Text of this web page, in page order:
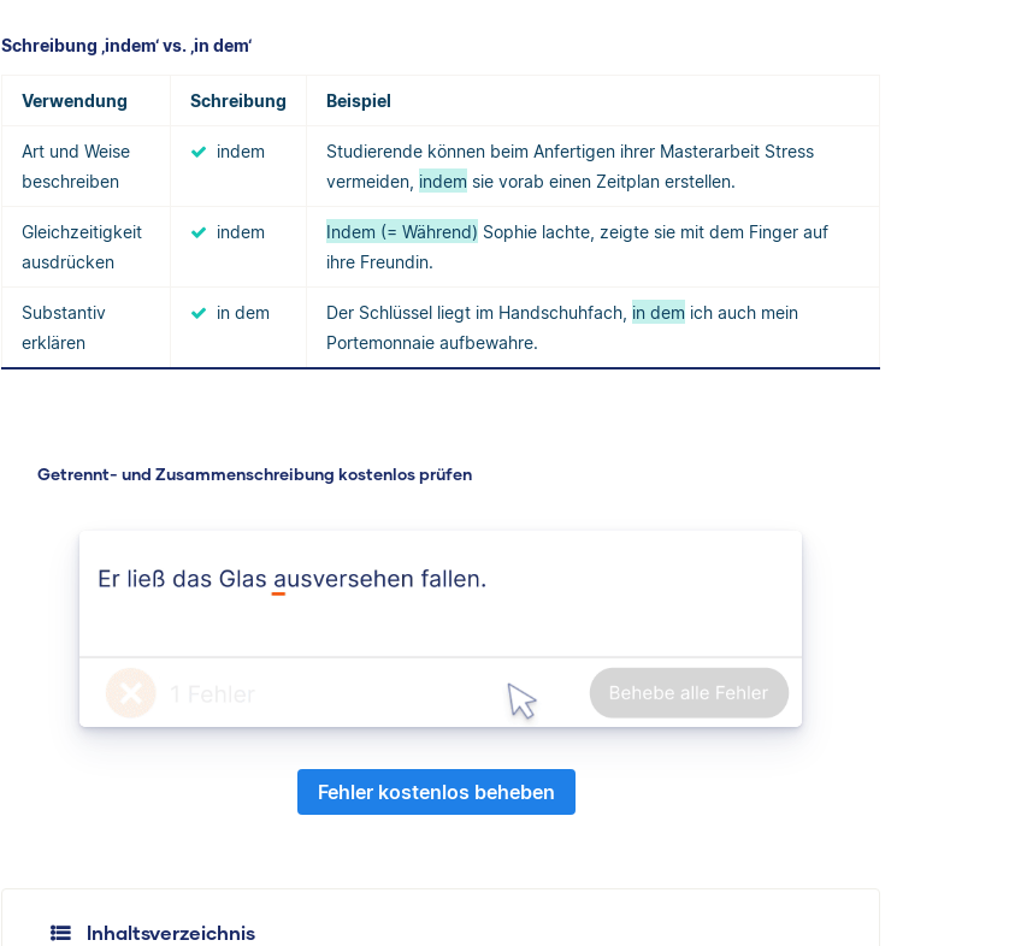
Schreibung ‚indem‘ vs. ‚in dem‘
Verwendung Schreibung Beispiel
Art und Weise
beschreiben
indem
Studierende können beim Anfertigen ihrer Masterarbeit Stress
vermeiden, indem sie vorab einen Zeitplan erstellen.
Gleichzeitigkeit
ausdrücken
indem Indem (= Während) Sophie lachte, zeigte sie mit dem Finger auf
ihre Freundin.
Substantiv
erklären
in dem Der Schlüssel liegt im Handschuhfach, in dem ich auch mein
Portemonnaie aufbewahre.
Getrennt- und Zusammenschreibung kostenlos prüfen
Fehler kostenlos beheben
Inhaltsverzeichnis